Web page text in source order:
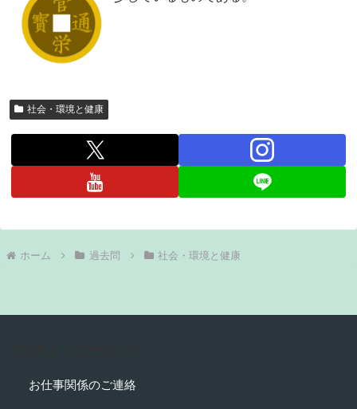
社会・環境と健康
ホーム 過去問 社会・環境と健康
お仕事関係のご連絡